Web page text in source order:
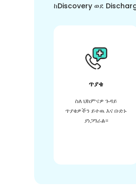
ከDiscovery ወደ
ጥያቄ
ስለ ህክምናዎ ጉዳይ
ጥያቄዎችን ይተዉ እና ቡድኑ
ያነጋግራል።